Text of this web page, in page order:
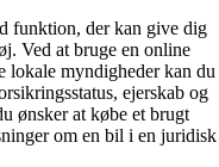
funktion, der kan give dig
Ved at bruge en online
lokale myndigheder kan du
ejerskab og
ønsker at købe et brugt
om en bil i en juridisk